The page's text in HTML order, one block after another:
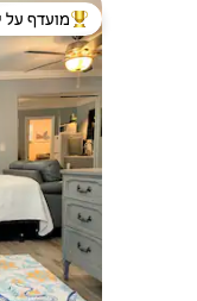
מוביל בקרב
מועדף על